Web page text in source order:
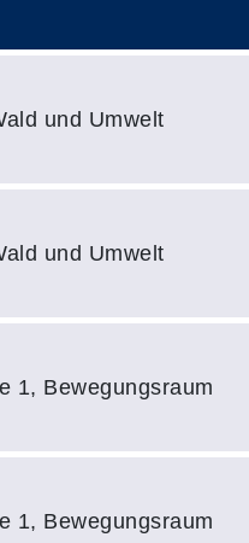
und Umwelt
und Umwelt
1, Bewegungsraum
1, Bewegungsraum